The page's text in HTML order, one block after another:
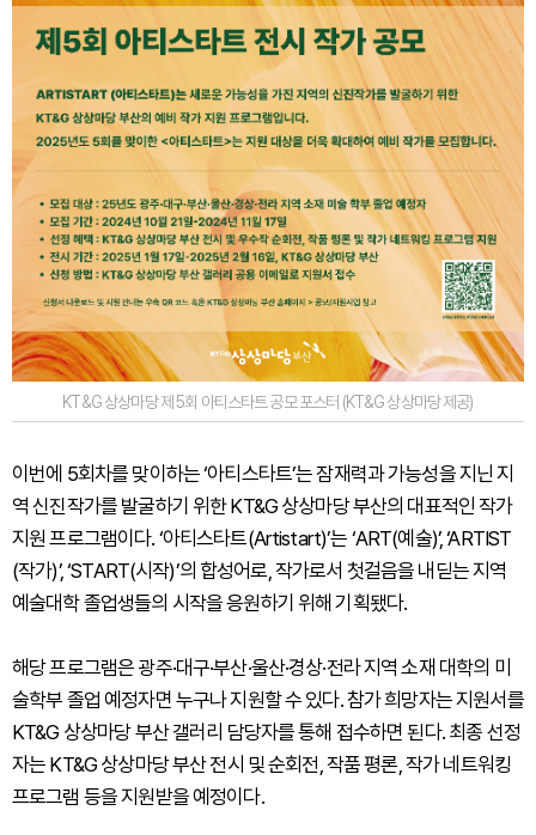
KT&G 상상마당 제 5회 아티스타트 공모 포스터 (KT&G 상상마당 제공)
이번에 5회차를 맞이하는 ‘아티스타트’는 잠재력과 가능성을 지닌 지
역 신진작가를 발굴하기 위한 KT&G 상상마당 부산의 대표적인 작가
지원 프로그램이다. ‘아티스타트(Artistart)’는 ‘ART(예술)’, ‘ARTIST
(작가)’, ‘START(시작)’의 합성어로, 작가로서 첫걸음을 내딛는 지역
예술대학 졸업생들의 시작을 응원하기 위해 기획됐다.
해당 프로그램은 광주·대구·부산·울산·경상·전라 지역 소재 대학의 미
술학부 졸업 예정자면 누구나 지원할 수 있다. 참가 희망자는 지원서를
KT&G 상상마당 부산 갤러리 담당자를 통해 접수하면 된다. 최종 선정
자는 KT&G 상상마당 부산 전시 및 순회전, 작품 평론, 작가 네트워킹
프로그램 등을 지원받을 예정이다.